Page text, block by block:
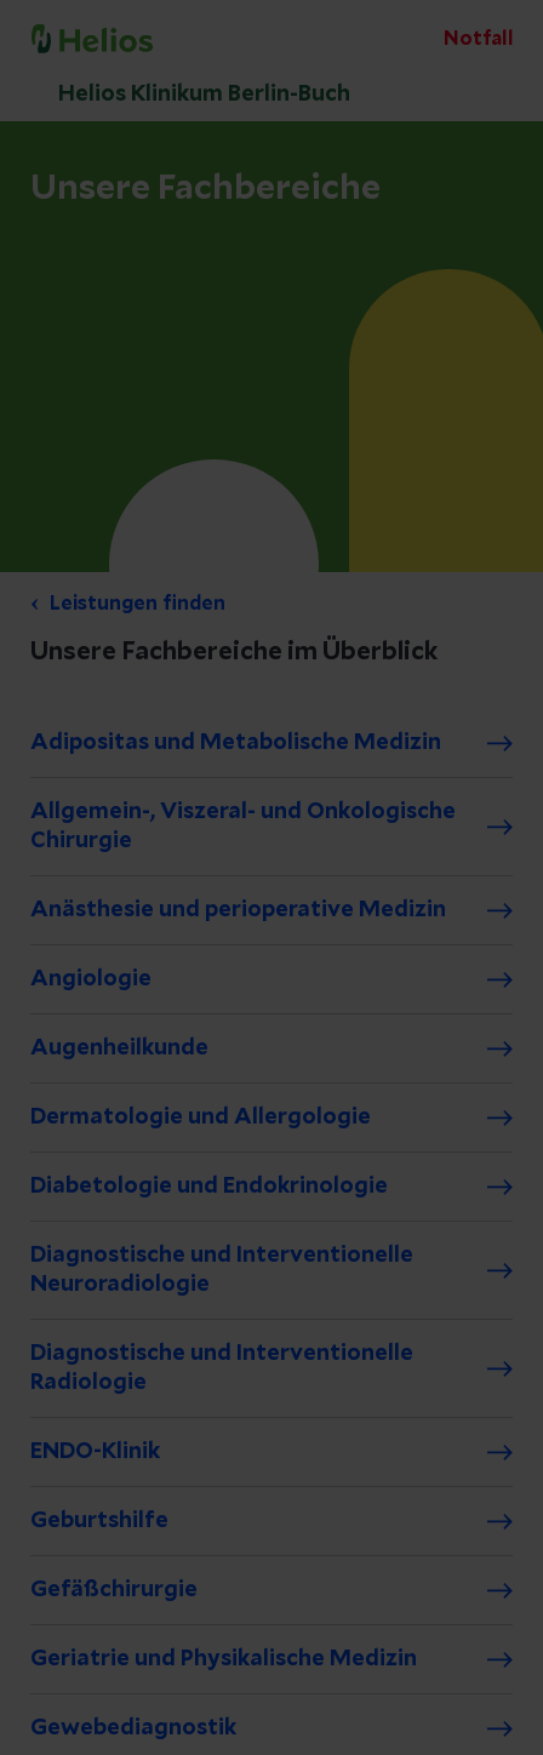
Notfall
Helios Klinikum Berlin-Buch
Unsere Fachbereiche
Leistungen finden
Unsere Fachbereiche im Überblick
Adipositas und Metabolische Medizin
Allgemein-, Viszeral- und Onkologische
Chirurgie
Anästhesie und perioperative Medizin
Angiologie
Augenheilkunde
Dermatologie und Allergologie
Diabetologie und Endokrinologie
Diagnostische und Interventionelle
Neuroradiologie
Diagnostische und Interventionelle
Radiologie
ENDO-Klinik
Geburtshilfe
Gefäßchirurgie
Geriatrie und Physikalische Medizin
Gewebediagnostik